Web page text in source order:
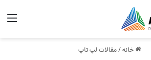
خانه/مقالات لپ تاپ